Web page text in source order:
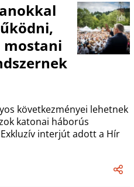
mostani
következményei lehetnek
katonai háborús
interjút adott a Hír